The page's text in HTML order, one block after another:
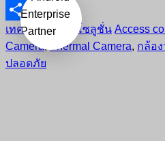
Line
Share
เทคโนโลยีและโซลูชั่น Access
Camera
Thermal Camera, กล้อ
ปลอดภัย